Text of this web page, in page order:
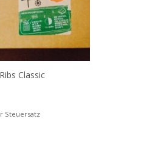
Classic
Steuersatz